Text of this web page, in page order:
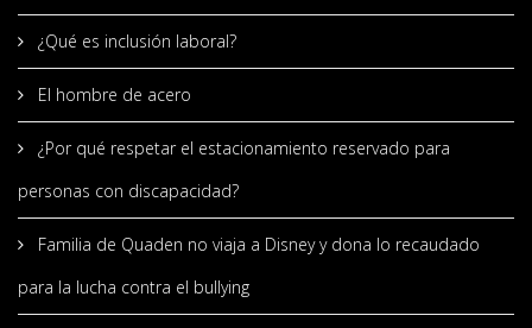
¿Qué es inclusión laboral?
El hombre de acero
¿Por qué respetar el estacionamiento reservado para
personas con discapacidad?
Familia de Quaden no viaja a Disney y dona lo recaudado
para la lucha contra el bullying